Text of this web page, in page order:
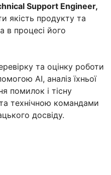
Support Engineer,
якість продукту та
в процесі його
та оцінку роботи
AI, аналіз їхньої
помилок і тісну
технічною командами
досвіду.